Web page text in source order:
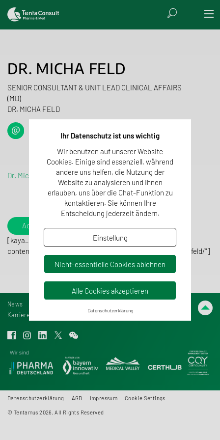
DR. MICHA FELD
SENIOR CONSULTANT & UNIT LEAD CLINICAL AFFAIRS
(MD)
DR. MICHA FELD
Dr. Micha Feld
Add to contacts
[kaya_qrcode
content="https://www.tentaconsult.de/contact/dr-micha-feld/"]
Ihr Datenschutz ist uns wichtig
Wir benutzen auf unserer Website
Cookies. Einige sind essenziell, während
andere uns helfen, die Nutzung der
Website zu analysieren und Ihnen
erlauben, uns über die Chat-Funktion zu
kontaktieren. Sie können Ihre
Entscheidung jederzeit ändern.
Einstellung
Nicht-essentielle Cookies ablehnen
Alle Cookies akzeptieren
Datenschutzerklärung
News
Karriere
Datenschutzerklärung AGB Impressum Cookie Settings
© Tentamus 2026, All Rights Reserved